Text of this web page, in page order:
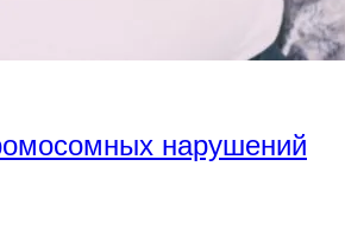
нарушений